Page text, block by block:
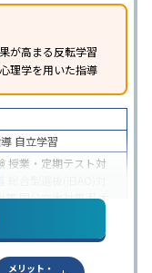
が高まる反転学習
理学を用いた指導
自立学習
授業・定期テスト対
策国公立大対策私大
検定)対策
その
メリット・